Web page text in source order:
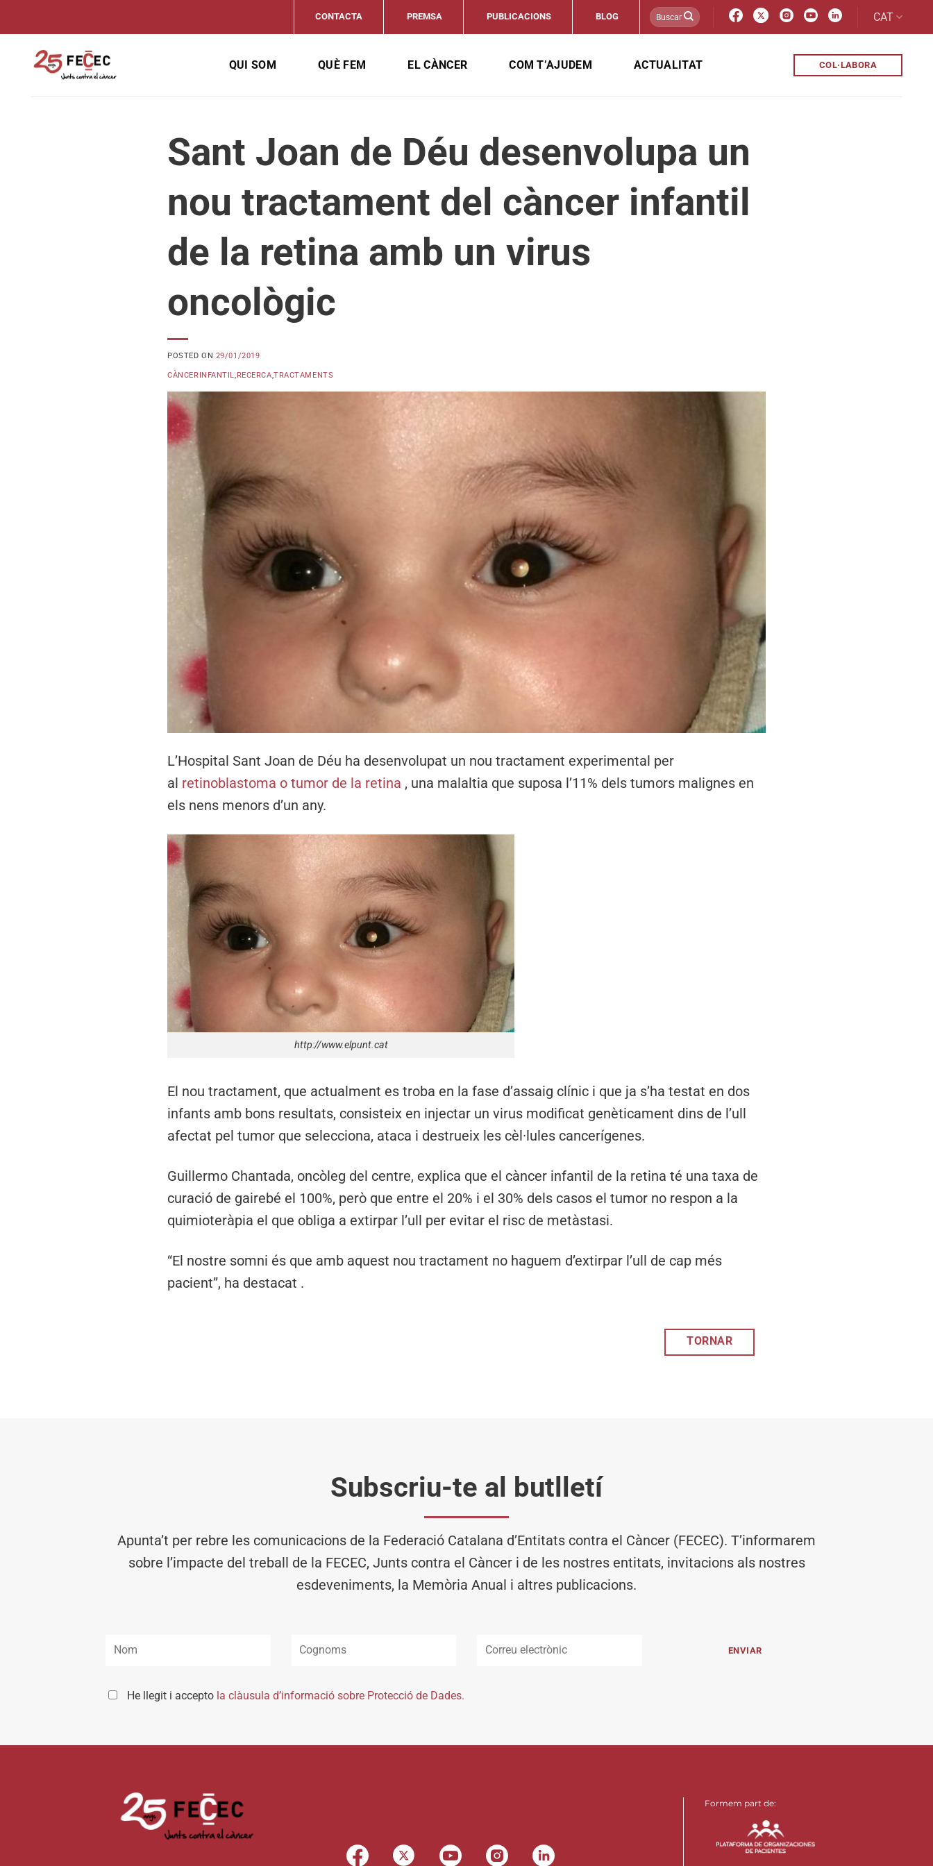
CONTACTA PREMSA PUBLICACIONS BLOG CAT
QUI SOM QUÈ FEM EL CÀNCER COM T’AJUDEM ACTUALITAT COL·LABORA
Sant Joan de Déu desenvolupa un
nou tractament del càncer infantil
de la retina amb un virus
oncològic
POSTED ON 29/01/2019
CÀNCERINFANTIL,RECERCA,TRACTAMENTS
L’Hospital Sant Joan de Déu ha desenvolupat un nou tractament experimental per
al retinoblastoma o tumor de la retina , una malaltia que suposa l’11% dels tumors malignes en
els nens menors d’un any.
http://www.elpunt.cat
El nou tractament, que actualment es troba en la fase d’assaig clínic i que ja s’ha testat en dos
infants amb bons resultats, consisteix en injectar un virus modificat genèticament dins de l’ull
afectat pel tumor que selecciona, ataca i destrueix les cèl·lules cancerígenes.
Guillermo Chantada, oncòleg del centre, explica que el càncer infantil de la retina té una taxa de
curació de gairebé el 100%, però que entre el 20% i el 30% dels casos el tumor no respon a la
quimioteràpia el que obliga a extirpar l’ull per evitar el risc de metàstasi.
“El nostre somni és que amb aquest nou tractament no haguem d’extirpar l’ull de cap més
pacient”, ha destacat .
TORNAR
Subscriu-te al butlletí
Apunta’t per rebre les comunicacions de la Federació Catalana d’Entitats contra el Càncer (FECEC). T’informarem
sobre l’impacte del treball de la FECEC, Junts contra el Càncer i de les nostres entitats, invitacions als nostres
esdeveniments, la Memòria Anual i altres publicacions.
He llegit i accepto la clàusula d’informació sobre Protecció de Dades.
Formem part de: